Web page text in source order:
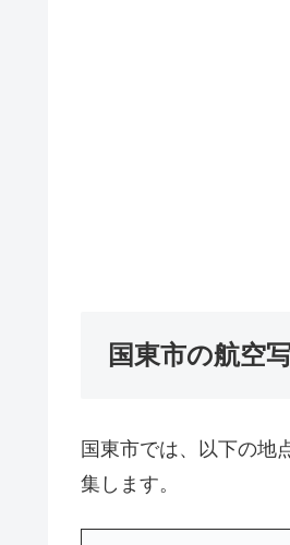
国東市の航空
国東市では、以下の地
集します。